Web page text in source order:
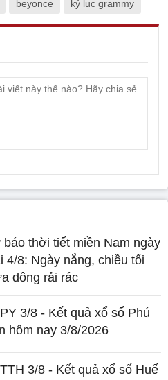
beyonce kỷ lục grammy
báo thời tiết miền Nam ngày
4/8: Ngày nắng, chiều tối
dông rải rác
3/8 - Kết quả xổ số Phú
hôm nay 3/8/2026
3/8 - Kết quả xổ số Huế